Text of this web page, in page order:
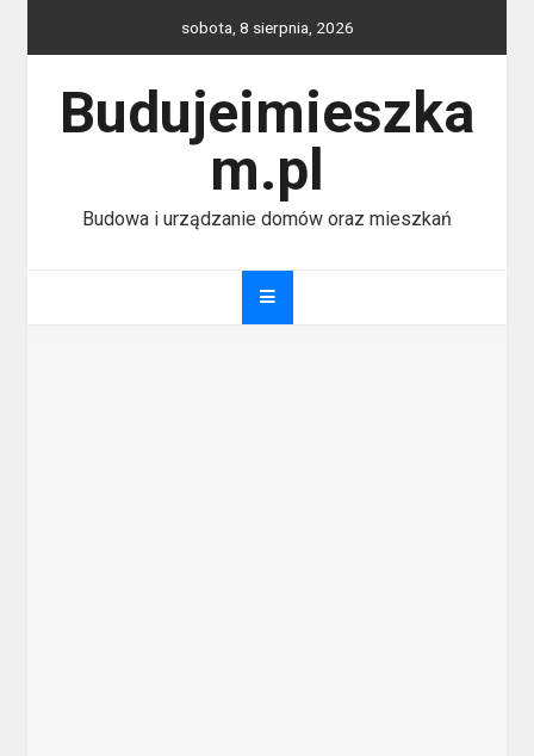
sobota, 8 sierpnia, 2026
Budujeimieszka
m.pl
Budowa i urządzanie domów oraz mieszkań